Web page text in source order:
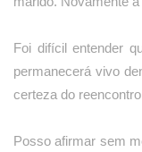
Foi difícil entender
permanecerá vivo
certeza do
Posso afirmar sem